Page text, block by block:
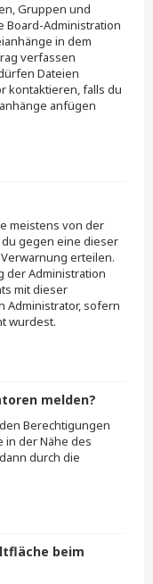
Gruppen und
Board-Administration
in dem
verfassen
Dateien
kontaktieren, falls du
anfügen
meistens von der
gegen eine dieser
erteilen.
der Administration
mit dieser
Administrator, sofern
wurdest.
melden?
Berechtigungen
in der Nähe des
durch die
beim